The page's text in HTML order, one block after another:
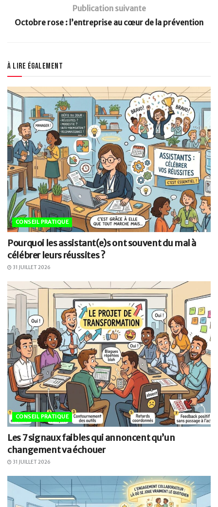
Publication suivante
Octobre rose : l’entreprise au cœur de la prévention
À lire également
CONSEIL PRATIQUE
Pourquoi les assistant(e)s ont souvent du mal à
célébrer leurs réussites ?
31 JUILLET 2026
CONSEIL PRATIQUE
Les 7 signaux faibles qui annoncent qu’un
changement va échouer
31 JUILLET 2026